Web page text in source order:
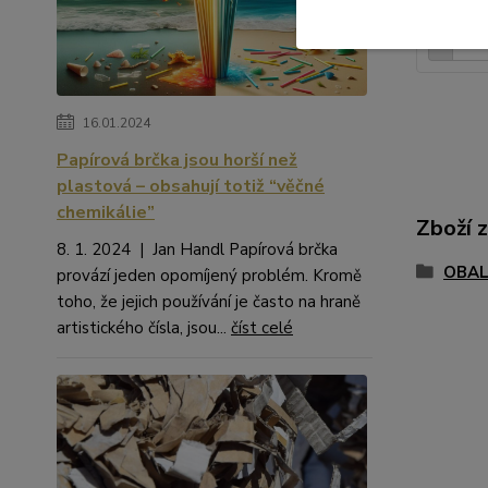
16.01.2024
Papírová brčka jsou horší než
plastová – obsahují totiž “věčné
chemikálie”
8. 1. 2024 | Jan Handl Papírová brčka
provází jeden opomíjený problém. Kromě
toho, že jejich používání je často na hraně
artistického čísla, jsou... číst celé
Zboží